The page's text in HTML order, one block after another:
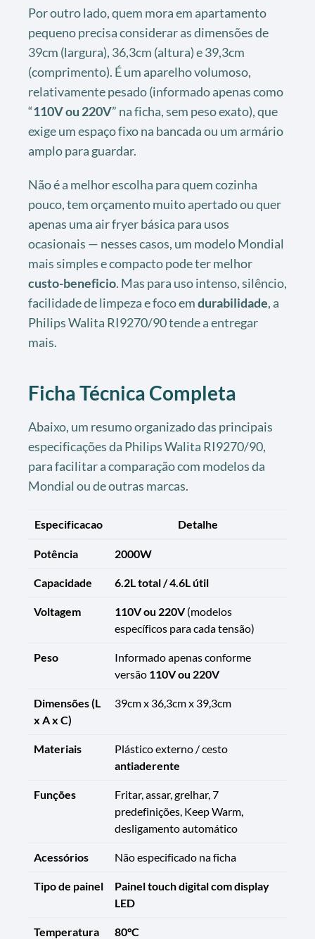
Por outro lado, quem mora em apartamento
pequeno precisa considerar as dimensões de
39cm (largura), 36,3cm (altura) e 39,3cm
(comprimento). É um aparelho volumoso,
relativamente pesado (informado apenas como
“110V ou 220V” na ficha, sem peso exato), que
exige um espaço fixo na bancada ou um armário
amplo para guardar.
Não é a melhor escolha para quem cozinha
pouco, tem orçamento muito apertado ou quer
apenas uma air fryer básica para usos
ocasionais — nesses casos, um modelo Mondial
mais simples e compacto pode ter melhor
custo-beneficio. Mas para uso intenso, silêncio,
facilidade de limpeza e foco emdurabilidade, a
Philips Walita RI9270/90 tende a entregar
mais.
Ficha Técnica Completa
Abaixo, um resumo organizado das principais
especificações da Philips Walita RI9270/90,
para facilitar a comparação com modelos da
Mondial ou de outras marcas.
Especificacao Detalhe
Potência 2000W
Capacidade 6.2L total / 4.6L útil
Voltagem 110V ou 220V(modelos
específicos para cada tensão)
Peso
Informado apenas conforme
versão 110V ou 220V
Dimensões (L
x A x C)
39cm x 36,3cm x 39,3cm
Materiais
Plástico externo / cesto
antiaderente
Funções
Fritar, assar, grelhar, 7
predefinições, Keep Warm,
desligamento automático
Acessórios Não especificado na ficha
Tipo de painel
Painel touch digital com display
LED
Temperatura
80°C